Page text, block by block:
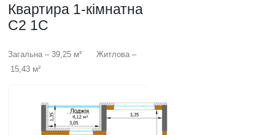
Квартира 1-кімнатна
C2 1C
Загальна – 39,25 м² Житлова –
15,43 м²